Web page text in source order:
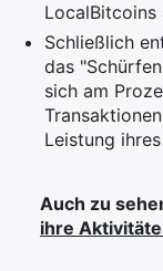
LocalBitcoins
Schließlich
das
sich am
Leistung
Auch zu
ihre